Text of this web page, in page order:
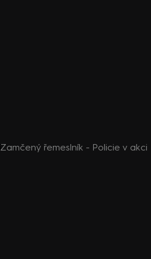
Zamčený řemeslník - Policie v akci